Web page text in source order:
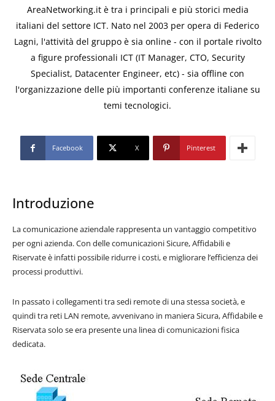
AreaNetworking.it è tra i principali e più storici media
italiani del settore ICT. Nato nel 2003 per opera di Federico
Lagni, l'attività del gruppo è sia online - con il portale rivolto
a figure professionali ICT (IT Manager, CTO, Security
Specialist, Datacenter Engineer, etc) - sia offline con
l'organizzazione delle più importanti conferenze italiane su
temi tecnologici.
Facebook X Pinterest
Introduzione
La comunicazione aziendale rappresenta un vantaggio competitivo
per ogni azienda. Con delle comunicazioni Sicure, Affidabili e
Riservate è infatti possibile ridurre i costi, e migliorare l’efficienza dei
processi produttivi.
In passato i collegamenti tra sedi remote di una stessa società, e
quindi tra reti LAN remote, avvenivano in maniera Sicura, Affidabile e
Riservata solo se era presente una linea di comunicazioni fisica
dedicata.